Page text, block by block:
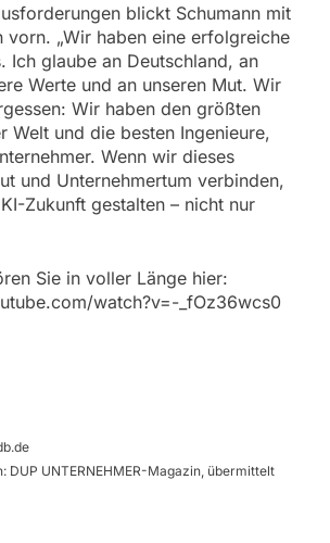
blickt Schumann mit
vorn. „Wir haben eine erfolgreiche
Ich glaube an Deutschland, an
Werte und an unseren Mut. Wir
Wir haben den größten
Welt und die besten Ingenieure,
Wenn wir dieses
und Unternehmertum verbinden,
Zukunft gestalten – nicht nur
Sie in voller Länge hier:
watch?v=-_fOz36wcs0
DUP UNTERNEHMER-Magazin, übermittelt